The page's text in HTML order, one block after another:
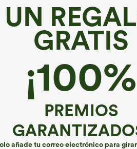
UN
GRATIS
¡100%
PREMIOS
añade tu correo electrónico para